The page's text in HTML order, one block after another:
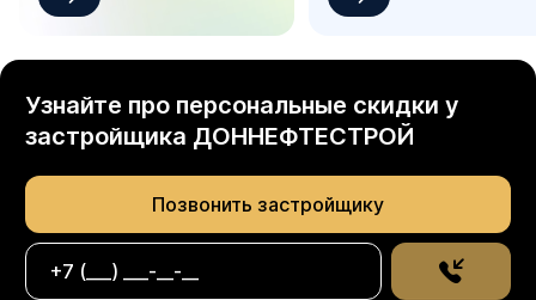
Узнайте про персональные скидки у
застройщика ДОННЕФТЕСТРОЙ
Позвонить застройщику